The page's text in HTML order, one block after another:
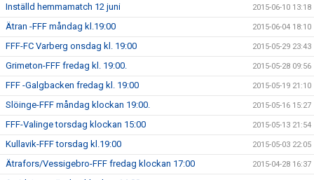
Inställd hemmamatch 12 juni 2015-06-10 13:18
Ätran -FFF måndag kl.19:00 2015-06-04 18:10
FFF-FC Varberg onsdag kl. 19:00 2015-05-29 23:43
Grimeton-FFF fredag kl. 19:00. 2015-05-28 09:56
FFF -Galgbacken fredag kl. 19:00 2015-05-19 21:10
Slöinge-FFF måndag klockan 19:00. 2015-05-16 15:27
FFF-Valinge torsdag klockan 15:00 2015-05-13 21:54
Kullavik-FFF torsdag kl.19:00 2015-05-03 22:05
Ätrafors/Vessigebro-FFF fredag klockan 17:00 2015-04-28 16:37